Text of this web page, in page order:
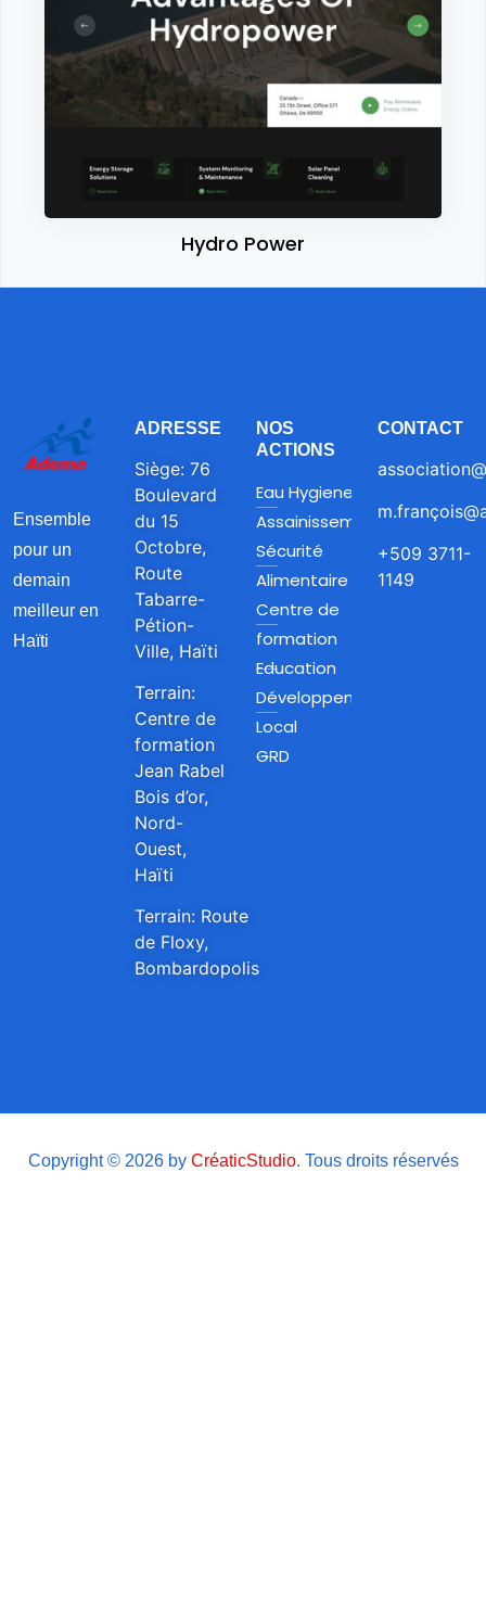
Hydro Power
Ensemble
pour un
demain
meilleur en
Haïti
ADRESSE
Siège: 76
Boulevard
du 15
Octobre,
Route
Tabarre-
Pétion-
Ville, Haïti
Terrain:
Centre de
formation
Jean Rabel
Bois d’or,
Nord-
Ouest,
Haïti
Terrain: Route
de Floxy,
Bombardopolis
NOS
ACTIONS
Eau Hygiene et
Assainissement
Sécurité
Alimentaire
Centre de
formation
Education
Développement
Local
GRD
CONTACT
+509 3711-
1149
Copyright © 2026 by CréaticStudio. Tous droits réservés